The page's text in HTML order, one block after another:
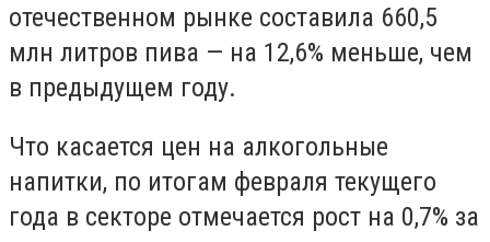
отечественном рынке составила 660,5
млн литров пива — на 12,6% меньше, чем
в предыдущем году.
Что касается цен на алкогольные
напитки, по итогам февраля текущего
года в секторе отмечается рост на 0,7% за